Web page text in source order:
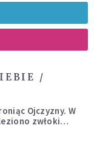
/
Ojczyzny. W
zwłoki
potopu